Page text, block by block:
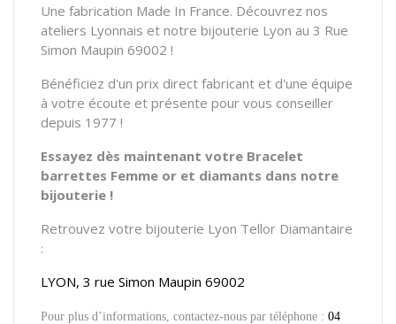
Une fabrication Made In France. Découvrez nos
ateliers Lyonnais et notre bijouterie Lyon au 3 Rue
Simon Maupin 69002 !
Bénéficiez d'un prix direct fabricant et d'une équipe
à votre écoute et présente pour vous conseiller
depuis 1977 !
Essayez dès maintenant votre Bracelet
barrettes Femme or et diamants dans notre
bijouterie !
Retrouvez votre bijouterie Lyon Tellor Diamantaire
:
LYON, 3 rue Simon Maupin 69002
Pour plus d’informations, contactez-nous par téléphone : 04